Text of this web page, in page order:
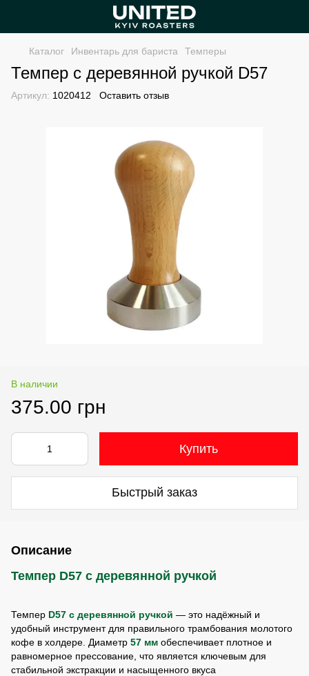
Каталог Инвентарь для бариста Темперы
Темпер с деревянной ручкой D57
Артикул: 1020412 Оставить отзыв
В наличии
375.00 грн
Купить
Быстрый заказ
Описание
Темпер D57 с деревянной ручкой
Темпер D57 с деревянной ручкой — это надёжный и
удобный инструмент для правильного трамбования молотого
кофе в холдере. Диаметр 57 мм обеспечивает плотное и
равномерное прессование, что является ключевым для
стабильной экстракции и насыщенного вкуса